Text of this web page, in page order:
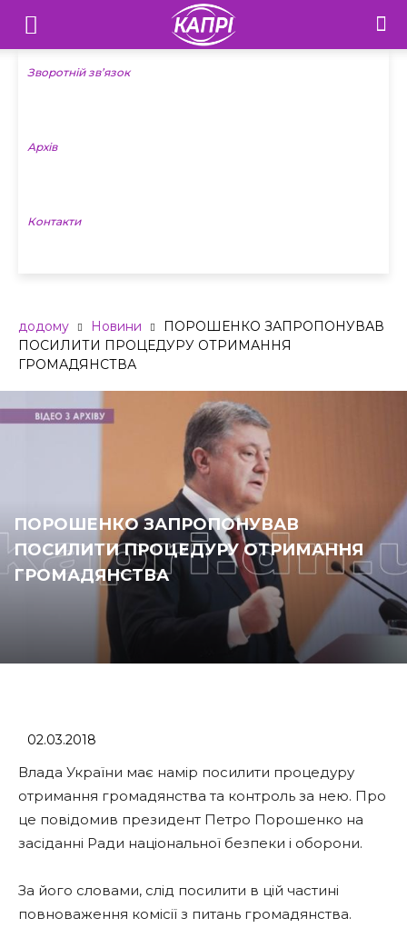
Телебачення
«Капрі»
Новини
Зворотній зв’язок
Архів
Контакти
додому Новини
ПОРОШЕНКО ЗАПРОПОНУВАВ
ПОСИЛИТИ ПРОЦЕДУРУ ОТРИМАННЯ
ГРОМАДЯНСТВА
ПОРОШЕНКО ЗАПРОПОНУВАВ
ПОСИЛИТИ ПРОЦЕДУРУ ОТРИМАННЯ
ГРОМАДЯНСТВА
02.03.2018
Влада України має намір посилити процедуру
отримання громадянства та контроль за нею. Про
це повідомив президент Петро Порошенко на
засіданні Ради національної безпеки і оборони.
За його словами, слід посилити в цій частині
повноваження комісії з питань громадянства.